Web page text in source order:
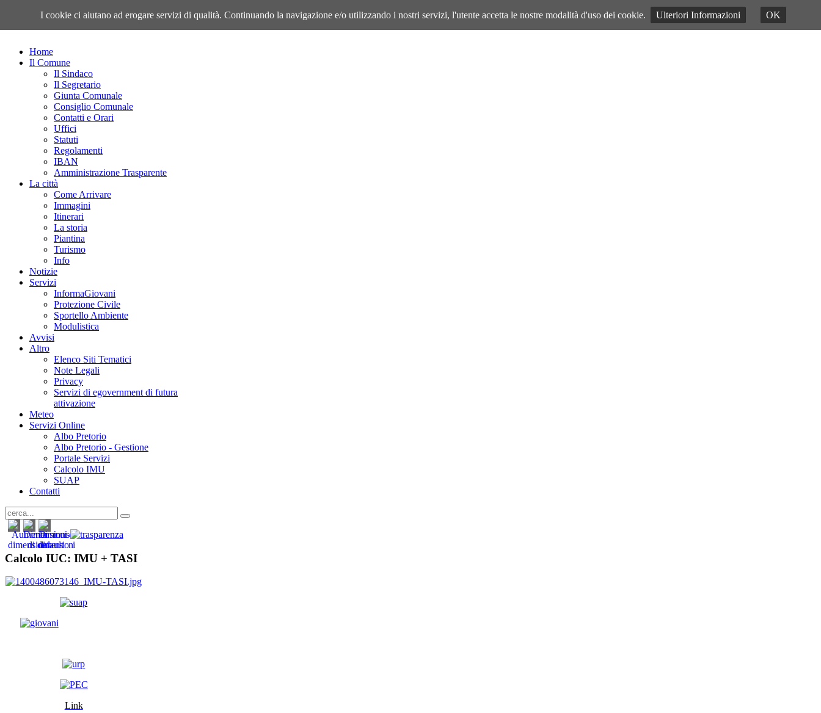
Giovedì, 06 Agosto 2026
Home
Il Comune
Il Sindaco
Il Segretario
Giunta Comunale
Consiglio Comunale
Contatti e Orari
Uffici
Statuti
Regolamenti
IBAN
Amministrazione Trasparente
La città
Come Arrivare
Immagini
Itinerari
La storia
Piantina
Turismo
Info
Notizie
Servizi
InformaGiovani
Protezione Civile
Sportello Ambiente
Modulistica
Avvisi
Altro
Elenco Siti Tematici
Note Legali
Privacy
Servizi di egovernment di futura
attivazione
Meteo
Servizi Online
Albo Pretorio
Albo Pretorio - Gestione
Portale Servizi
Calcolo IMU
SUAP
Contatti
Calcolo IUC: IMU + TASI
Link
I cookie ci aiutano ad erogare servizi di qualità. Continuando la navigazione e/o utilizzando i nostri servizi, l'utente accetta le nostre modalità d'uso dei cookie. Ulteriori Informazioni OK